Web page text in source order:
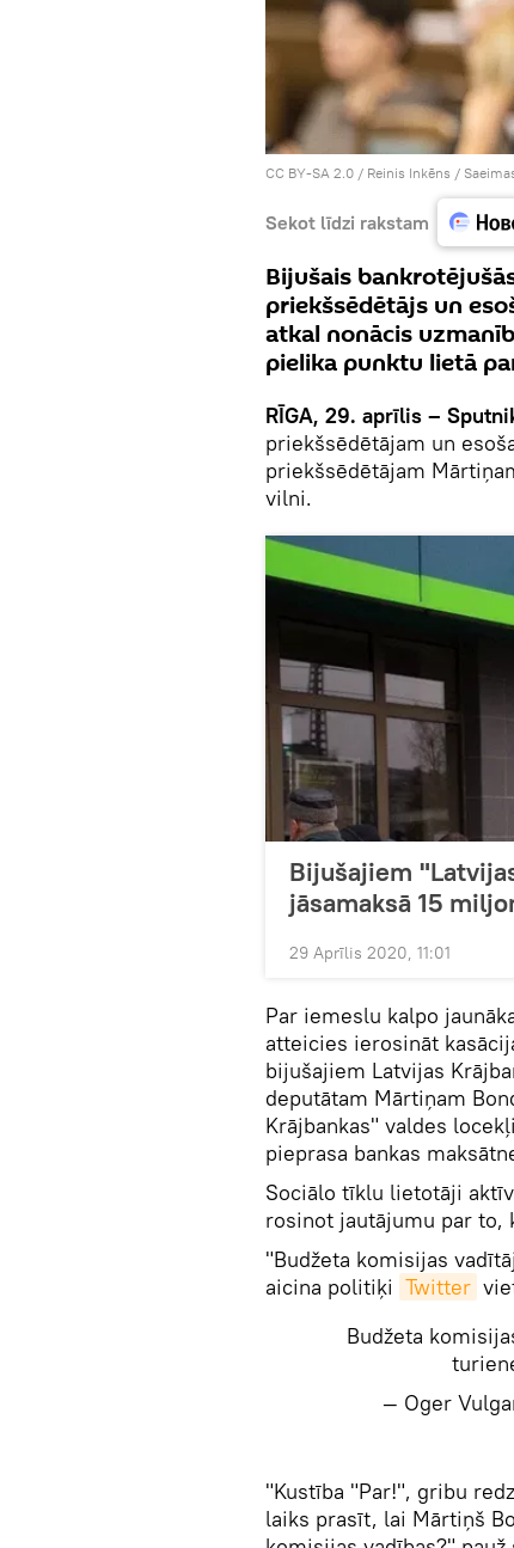
CC BY-SA 2.0 / Reinis Inkēns /
Sekot līdzi rakstam
Bijušais
priekšsēdētājs un
atkal nonācis
pielika punktu lietā
RĪGA, 29. aprīlis –
priekšsēdētājam un
priekšsēdētājam
vilni.
Bijušajiem
jāsamaksā 15
29 Aprīlis 2020, 11:01
Par iemeslu kalpo
atteicies ierosināt
bijušajiem Latvijas
deputātam Mārtiņam
Krājbankas" valdes
pieprasa bankas
Sociālo tīklu lietotāji
rosinot jautājumu par to,
"Budžeta komisijas
aicina politiķi Twitter
Budžeta
— Oger
"Kustība "Par!", gribu
laiks prasīt, lai Mārtiņš